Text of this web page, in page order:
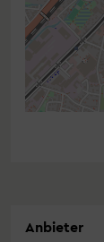
Anbieter